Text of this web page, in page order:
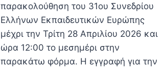
παρακολούθηση του 31ου Συνεδρίου
Ελλήνων Εκπαιδευτικών Ευρώπης
μέχρι την Τρίτη 28 Απριλίου 2026 και
ώρα 12:00 το μεσημέρι στην
παρακάτω φόρμα. Η εγγραφή για την